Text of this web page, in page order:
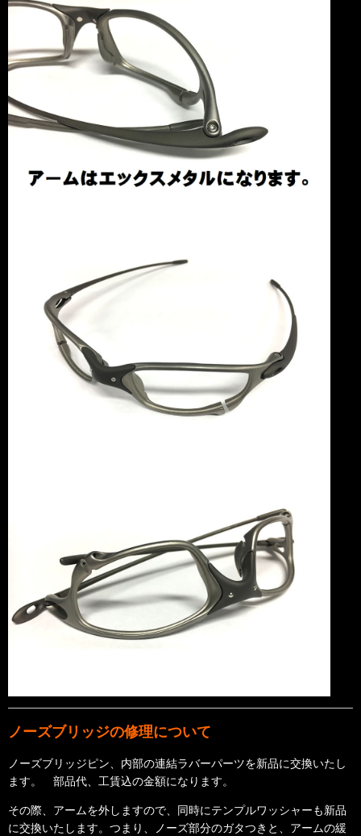
ノーズブリッジの修理について
ノーズブリッジピン、内部の連結ラバーパーツを新品に交換いたし
ます。 部品代、工賃込の金額になります。
その際、アームを外しますので、同時にテンプルワッシャーも新品
に交換いたします。つまり、ノーズ部分のガタつきと、アームの緩